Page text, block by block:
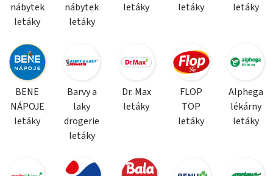
nábytek
letáky
nábytek
letáky
letáky
letáky
letáky
BENE
NÁPOJE
letáky
Barvy a
laky
drogerie
letáky
Dr. Max
letáky
FLOP
TOP
letáky
Alphega
lékárny
letáky